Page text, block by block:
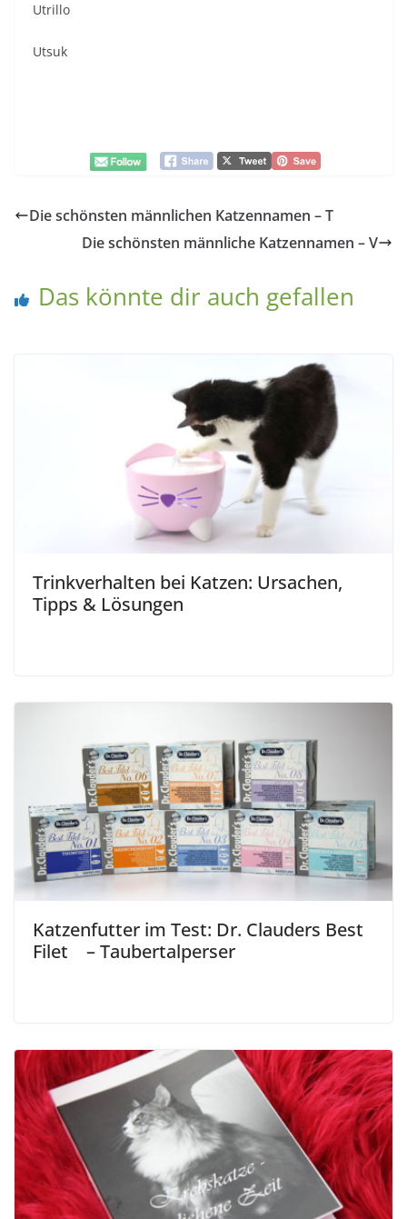
Utrillo
Utsuk
Die schönsten männlichen Katzennamen – T
Die schönsten männliche Katzennamen – V
Das könnte dir auch gefallen
Trinkverhalten bei Katzen: Ursachen,
Tipps & Lösungen
Katzenfutter im Test: Dr. Clauders Best
Filet – Taubertalperser